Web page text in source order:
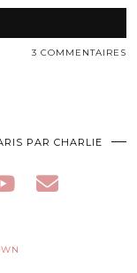
3 COMMENTAIRES
PAR CHARLIE